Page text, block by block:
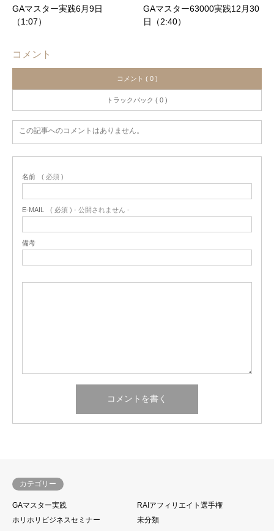
GAマスター実践6月9日
（1:07）
GAマスター63000実践12月30
日（2:40）
コメント
コメント ( 0 )
トラックバック ( 0 )
この記事へのコメントはありません。
名前 ( 必須 )
E-MAIL ( 必須 ) - 公開されません -
備考
カテゴリー
GAマスター実践
RAIアフィリエイト選手権
ホリホリビジネスセミナー
未分類